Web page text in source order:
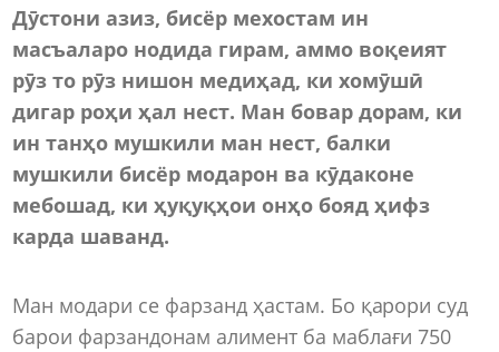
Дӯстони азиз, бисёр мехостам ин
масъаларо нодида гирам, аммо воқеият
рӯз то рӯз нишон медиҳад, ки хомӯшӣ
дигар роҳи ҳал нест. Ман бовар дорам, ки
ин танҳо мушкили ман нест, балки
мушкили бисёр модарон ва кӯдаконе
мебошад, ки ҳуқуқҳои онҳо бояд ҳифз
карда шаванд.
Ман модари се фарзанд ҳастам. Бо қарори суд
барои фарзандонам алимент ба маблағи 750